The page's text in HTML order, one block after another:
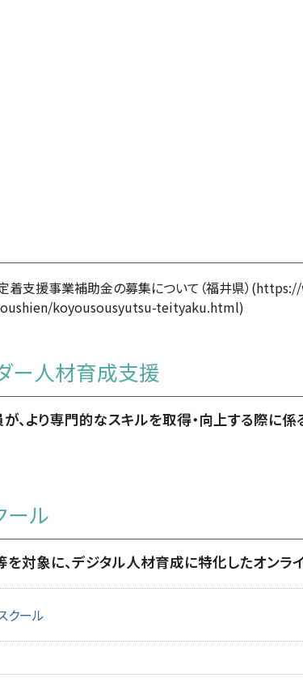
着支援事業補助金の募集について（福井県）
koyousousyutsu-teityaku.html)
ー人材育成支援
、より専門的なスキルを取得・向上する際に係
ール
対象に、デジタル人材育成に特化したオンラ
クール